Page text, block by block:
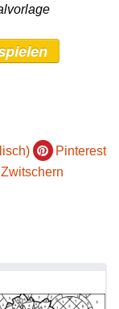
Pinterest
Zwitschern